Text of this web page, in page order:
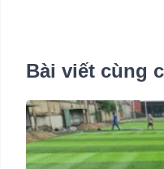
Bài viết cùng